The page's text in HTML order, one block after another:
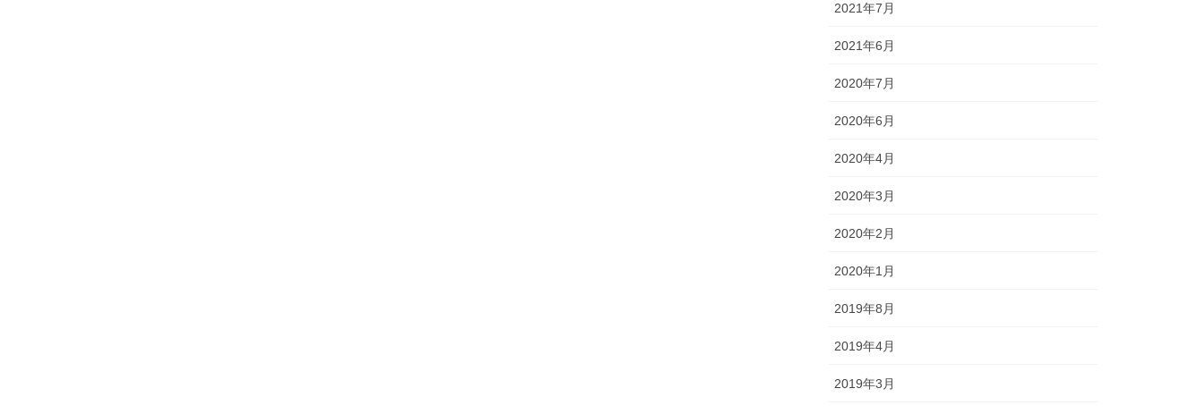
2021年7月
2021年6月
2020年7月
2020年6月
2020年4月
2020年3月
2020年2月
2020年1月
2019年8月
2019年4月
2019年3月